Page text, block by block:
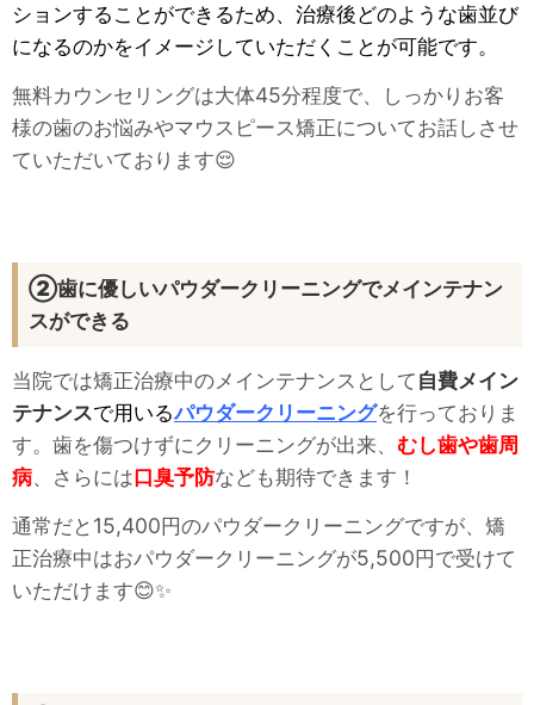
ションすることができるため、治療後どのような歯並び
になるのかをイメージしていただくことが可能です。
無料カウンセリングは大体45分程度で、しっかりお客
様の歯のお悩みやマウスピース矯正についてお話しさせ
ていただいております😌
②歯に優しいパウダークリーニングでメインテナン
スができる
当院では矯正治療中のメインテナンスとして自費メイン
テナンスで用いるパウダークリーニングを行っておりま
す。歯を傷つけずにクリーニングが出来、 むし歯や歯周
病、さらには口臭予防なども期待できます！
通常だと15,400円のパウダークリーニングですが、矯
正治療中はおパウダークリーニングが5,500円で受けて
いただけます😊✨